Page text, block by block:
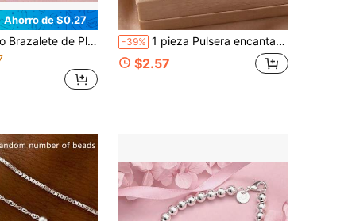
Ahorro de $0.27
Cadena de Cuentas de 10MM de Moda, Regalo de Fiesta de Alta Calidad para Mujeres, 20cm
-39% 1 pieza Pulsera encantadora para mujer, colgante en forma de corazón con cristales, joyería de lujo dorada para fiesta y Día de San Valentín
$2.57